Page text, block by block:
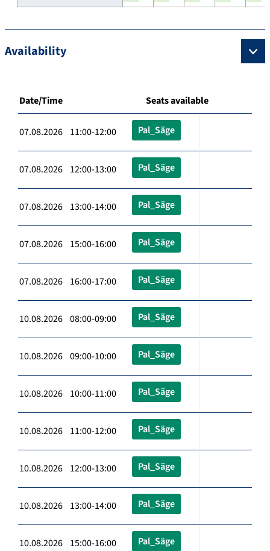
Availability
Date/Time Seats available
07.08.2026 11:00-12:00 Pal_Säge
07.08.2026 12:00-13:00 Pal_Säge
07.08.2026 13:00-14:00 Pal_Säge
07.08.2026 15:00-16:00 Pal_Säge
07.08.2026 16:00-17:00 Pal_Säge
10.08.2026 08:00-09:00 Pal_Säge
10.08.2026 09:00-10:00 Pal_Säge
10.08.2026 10:00-11:00 Pal_Säge
10.08.2026 11:00-12:00 Pal_Säge
10.08.2026 12:00-13:00 Pal_Säge
10.08.2026 13:00-14:00 Pal_Säge
10.08.2026 15:00-16:00 Pal_Säge